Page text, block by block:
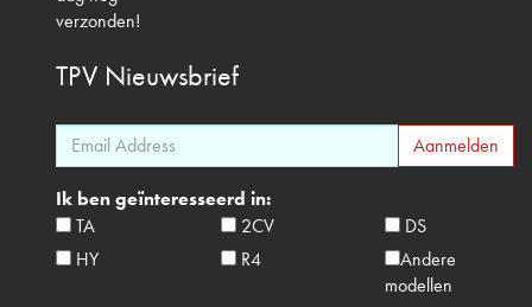
verzonden!
TPV Nieuwsbrief
Ik ben geïnteresseerd in:
TA
2CV
DS
HY
R4
Andere
modellen